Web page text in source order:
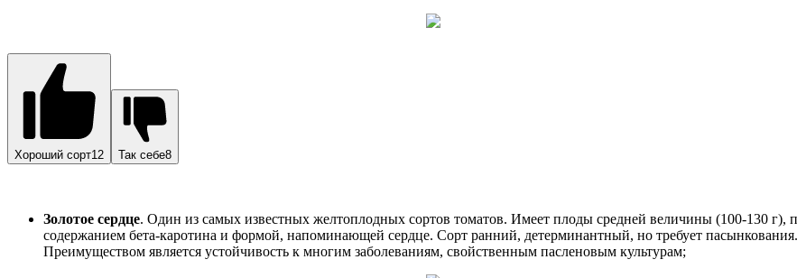
Хороший сорт12 Так себе8
Золотое сердце. Один из самых известных желтоплодных сортов томатов. Имеет плоды средней величины (100-130
содержанием бета-каротина и формой, напоминающей сердце. Сорт ранний, детерминантный, но требует пасынкования.
Преимуществом является устойчивость к многим заболеваниям, свойственным пасленовым культурам;